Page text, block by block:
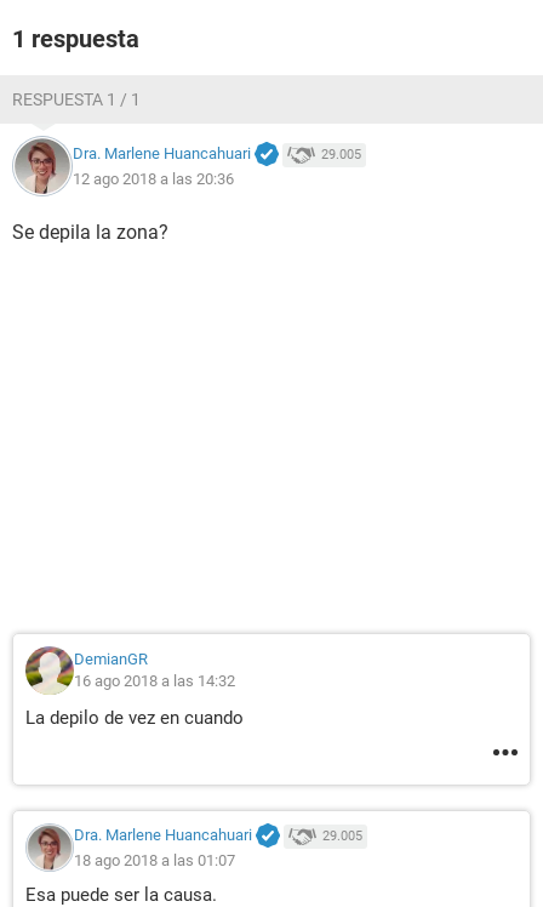
1 respuesta
RESPUESTA 1 / 1
Dra. Marlene Huancahuari 29.005
12 ago 2018 a las 20:36
Se depila la zona?
DemianGR
16 ago 2018 a las 14:32
La depilo de vez en cuando
Dra. Marlene Huancahuari 29.005
18 ago 2018 a las 01:07
Esa puede ser la causa.